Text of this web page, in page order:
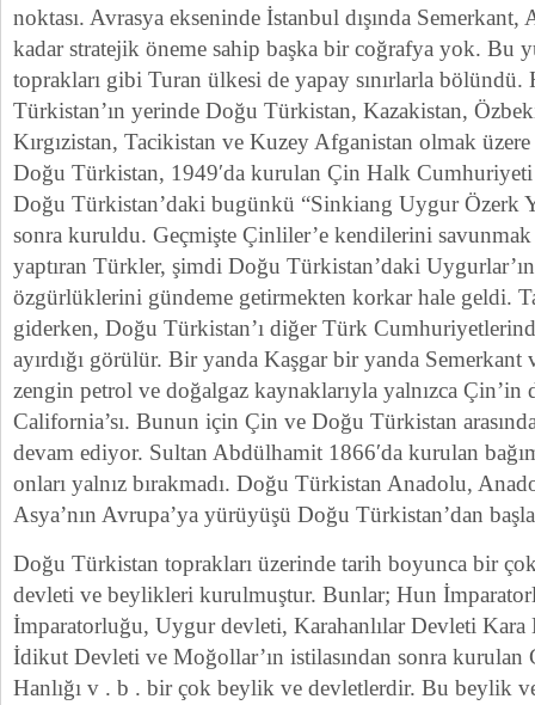
noktası. Avrasya ekseninde İstanbul dışında Semerkant,
kadar stratejik öneme sahip başka bir coğrafya yok. Bu
toprakları gibi Turan ülkesi de yapay sınırlarla
Türkistan’ın yerinde Doğu Türkistan, Kazakistan,
Kırgızistan, Tacikistan ve Kuzey Afganistan olmak
Doğu Türkistan, 1949′da kurulan Çin Halk Cumhuriyeti
Doğu Türkistan’daki bugünkü “Sinkiang Uygur Özerk
sonra kuruldu. Geçmişte Çinliler’e kendilerini
yaptıran Türkler, şimdi Doğu Türkistan’daki
özgürlüklerini gündeme getirmekten korkar hale geldi.
giderken, Doğu Türkistan’ı diğer Türk
ayırdığı görülür. Bir yanda Kaşgar bir yanda
zengin petrol ve doğalgaz kaynaklarıyla yalnızca Çin’in
California’sı. Bunun için Çin ve Doğu Türkistan
devam ediyor. Sultan Abdülhamit 1866′da kurulan
onları yalnız bırakmadı. Doğu Türkistan Anadolu,
Asya’nın Avrupa’ya yürüyüşü Doğu Türkistan’dan
Doğu Türkistan toprakları üzerinde tarih boyunca bir
devleti ve beylikleri kurulmuştur. Bunlar; Hun
İmparatorluğu, Uygur devleti, Karahanlılar Devleti
İdikut Devleti ve Moğollar’ın istilasından sonra kurulan
Hanlığı v . b . bir çok beylik ve devletlerdir. Bu beylik